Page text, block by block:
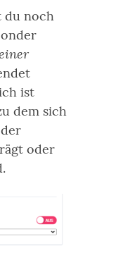
du noch
ist
dem sich
oder